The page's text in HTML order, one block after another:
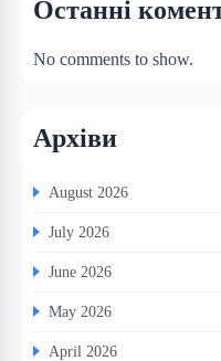
Останні
No comments to show.
Архіви
August 2026
July 2026
June 2026
May 2026
April 2026